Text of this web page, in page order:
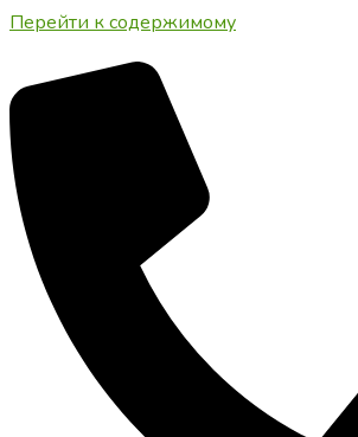
Перейти к содержимому